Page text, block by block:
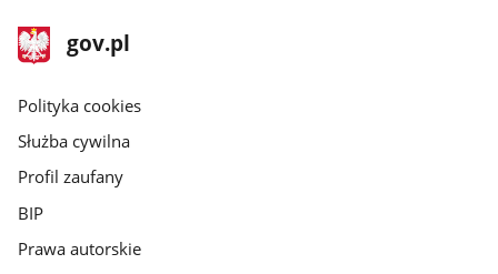
stopka
gov.pl
Strona
gov.pl
gov.pl
Polityka cookies
Służba cywilna
Profil zaufany
BIP
Prawa autorskie